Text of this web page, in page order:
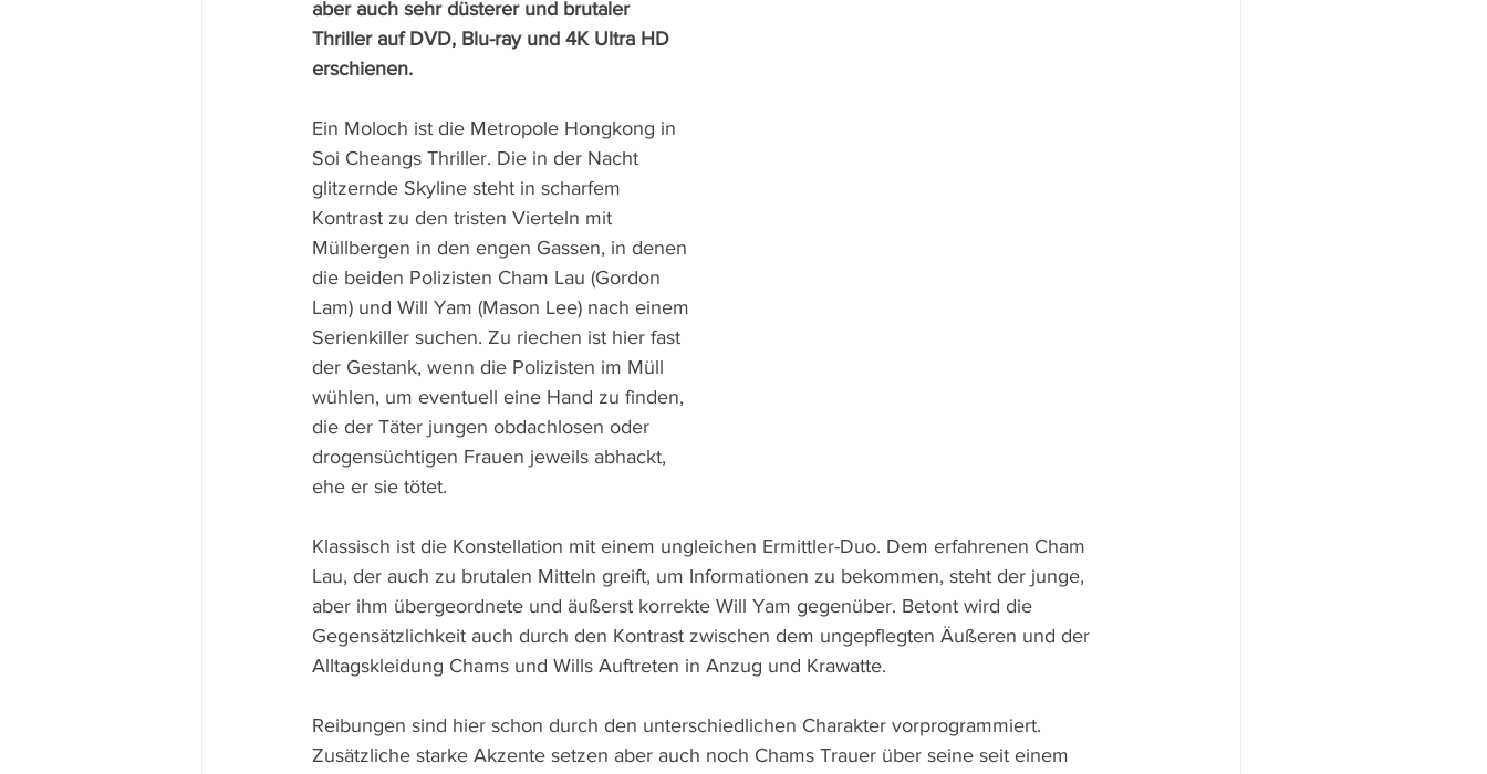
aber auch sehr düsterer und brutaler
Thriller auf DVD, Blu-ray und 4K Ultra HD
erschienen.
Ein Moloch ist die Metropole Hongkong in
Soi Cheangs Thriller. Die in der Nacht
glitzernde Skyline steht in scharfem
Kontrast zu den tristen Vierteln mit
Müllbergen in den engen Gassen, in denen
die beiden Polizisten Cham Lau (Gordon
Lam) und Will Yam (Mason Lee) nach einem
Serienkiller suchen. Zu riechen ist hier fast
der Gestank, wenn die Polizisten im Müll
wühlen, um eventuell eine Hand zu finden,
die der Täter jungen obdachlosen oder
drogensüchtigen Frauen jeweils abhackt,
ehe er sie tötet.
Klassisch ist die Konstellation mit einem ungleichen Ermittler-Duo. Dem erfahrenen Cham
Lau, der auch zu brutalen Mitteln greift, um Informationen zu bekommen, steht der junge,
aber ihm übergeordnete und äußerst korrekte Will Yam gegenüber. Betont wird die
Gegensätzlichkeit auch durch den Kontrast zwischen dem ungepflegten Äußeren und der
Alltagskleidung Chams und Wills Auftreten in Anzug und Krawatte.
Reibungen sind hier schon durch den unterschiedlichen Charakter vorprogrammiert.
Zusätzliche starke Akzente setzen aber auch noch Chams Trauer über seine seit einem